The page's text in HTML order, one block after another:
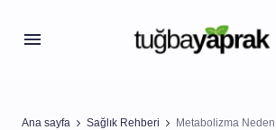
Ana sayfa Sağlık Rehberi Metabolizma